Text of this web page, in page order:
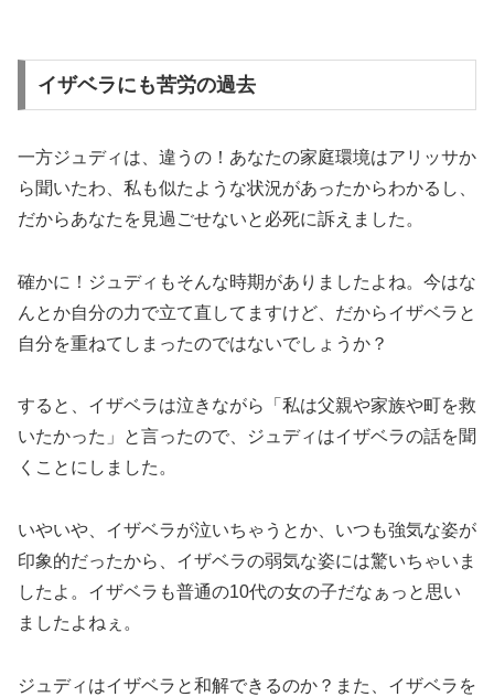
イザベラにも苦労の過去
一方ジュディは、違うの！あなたの家庭環境はアリッサか
ら聞いたわ、私も似たような状況があったからわかるし、
だからあなたを見過ごせないと必死に訴えました。
確かに！ジュディもそんな時期がありましたよね。今はな
んとか自分の力で立て直してますけど、だからイザベラと
自分を重ねてしまったのではないでしょうか？
すると、イザベラは泣きながら「私は父親や家族や町を救
いたかった」と言ったので、ジュディはイザベラの話を聞
くことにしました。
いやいや、イザベラが泣いちゃうとか、いつも強気な姿が
印象的だったから、イザベラの弱気な姿には驚いちゃいま
したよ。イザベラも普通の10代の女の子だなぁっと思い
ましたよねぇ。
ジュディはイザベラと和解できるのか？また、イザベラを